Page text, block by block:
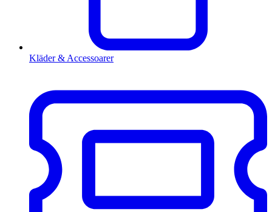
Kläder & Accessoarer